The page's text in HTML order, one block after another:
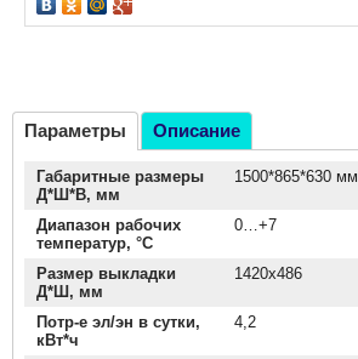
Параметры Описание
Габаритные размеры
Д*Ш*В, мм
1500*865*630 мм
Диапазон рабочих
температур, °C
0…+7
Размер выкладки
Д*Ш, мм
1420х486
Потр-е эл/эн в сутки,
кВт*ч
4,2